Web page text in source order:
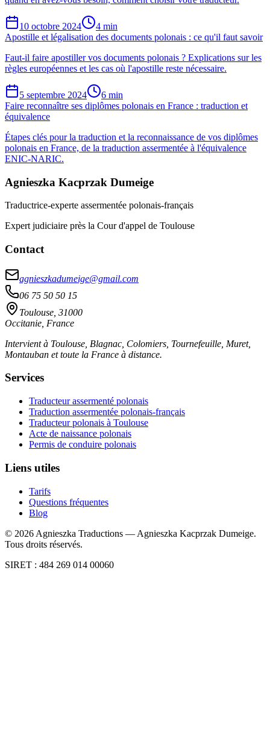
10 octobre 2024
4 min
Apostille et légalisation des documents polonais : ce qu'il faut savoir
Faut-il faire apostiller vos documents polonais ? Explications sur les
règles européennes et les cas où l'apostille reste nécessaire.
5 septembre 2024
6 min
Faire reconnaître ses diplômes polonais en France : traduction et
équivalence
Étapes clés pour la traduction et la reconnaissance de vos diplômes
polonais en France, de la traduction assermentée à l'équivalence
ENIC-NARIC.
Agnieszka Kacprzak Dumeige
Traductrice-experte assermentée polonais-français
Expert judiciaire près la Cour d'appel de Toulouse
Contact
agnieszkadumeige@gmail.com
06 75 50 50 15
Toulouse, 31000
Occitanie, France
Intervient à Toulouse, Blagnac, Colomiers, Tournefeuille, Muret,
Montauban et toute la France à distance.
Services
Traducteur assermenté polonais
Traduction assermentée polonais-français
Traducteur polonais à Toulouse
Acte de naissance polonais
Permis de conduire polonais
Liens utiles
Tarifs
Questions fréquentes
Blog
© 2026 Agnieszka Traductions — Agnieszka Kacprzak Dumeige.
Tous droits réservés.
SIRET : 484 269 014 00060